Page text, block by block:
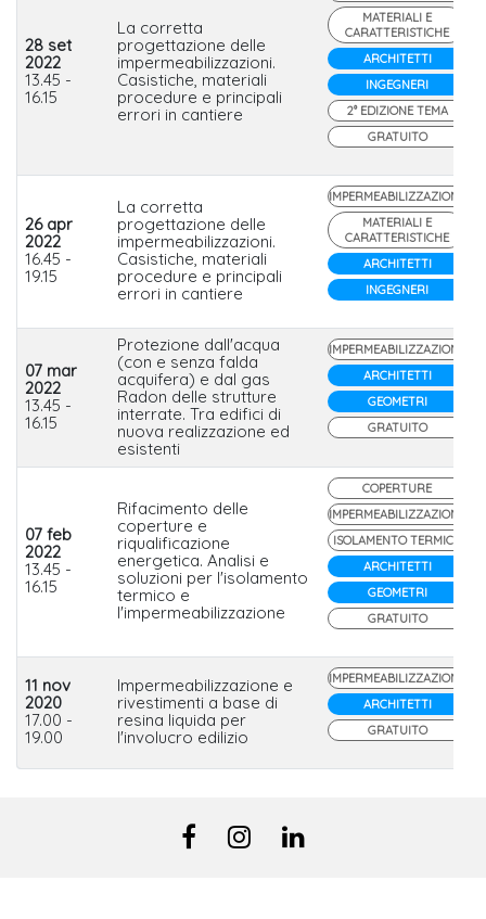
28 set
2022
13.45 -
16.15
La corretta
progettazione delle
impermeabilizzazioni.
Casistiche, materiali
procedure e principali
errori in cantiere
MATERIALI E
CARATTERISTICHE
ARCHITETTI
INGEGNERI
2° EDIZIONE TEMA
GRATUITO
26 apr
2022
16.45 -
19.15
La corretta
progettazione delle
impermeabilizzazioni.
Casistiche, materiali
procedure e principali
errori in cantiere
IMPERMEABILIZZAZIONE
MATERIALI E
CARATTERISTICHE
ARCHITETTI
INGEGNERI
07 mar
2022
13.45 -
16.15
Protezione dall'acqua
(con e senza falda
acquifera) e dal gas
Radon delle strutture
interrate. Tra edifici di
nuova realizzazione ed
esistenti
IMPERMEABILIZZAZIONE
ARCHITETTI
GEOMETRI
GRATUITO
07 feb
2022
13.45 -
16.15
Rifacimento delle
coperture e
riqualificazione
energetica. Analisi e
soluzioni per l'isolamento
termico e
l'impermeabilizzazione
COPERTURE
IMPERMEABILIZZAZIONE
ISOLAMENTO TERMICO
ARCHITETTI
GEOMETRI
GRATUITO
11 nov
2020
17.00 -
19.00
Impermeabilizzazione e
rivestimenti a base di
resina liquida per
l'involucro edilizio
IMPERMEABILIZZAZIONE
ARCHITETTI
GRATUITO